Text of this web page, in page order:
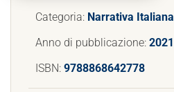
Categoria: Narrativa Italiana
Anno di pubblicazione: 2021
ISBN: 9788868642778